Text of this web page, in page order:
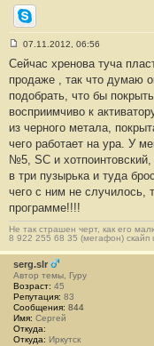
Skype
о
б
щ
н
и
#
2
0
07.11.2012, 06:56
Сейчас хренова туча
продаже , так что думаю
подобрать, что бы
восприимчиво к
из черного метала,
чего работает на ура. У
№5, SC и
в три пузырька и туда
чего с ним не случилось,
программе!!!!
Не так страшен черт, как его
8 922 255 68 35 (мегафон) скайп
serg.slr
Автор темы, Гуру
Возраст: 45
Репутация: 83
Сообщения: 844
Имя: Сергей
Откуда:
Откуда: Иркутск